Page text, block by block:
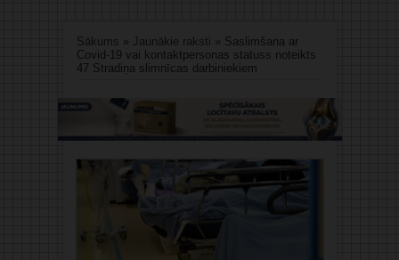
Sākums » Jaunākie raksti » Saslimšana ar
Covid-19 vai kontaktpersonas statuss noteikts
47 Stradiņa slimnīcas darbiniekiem